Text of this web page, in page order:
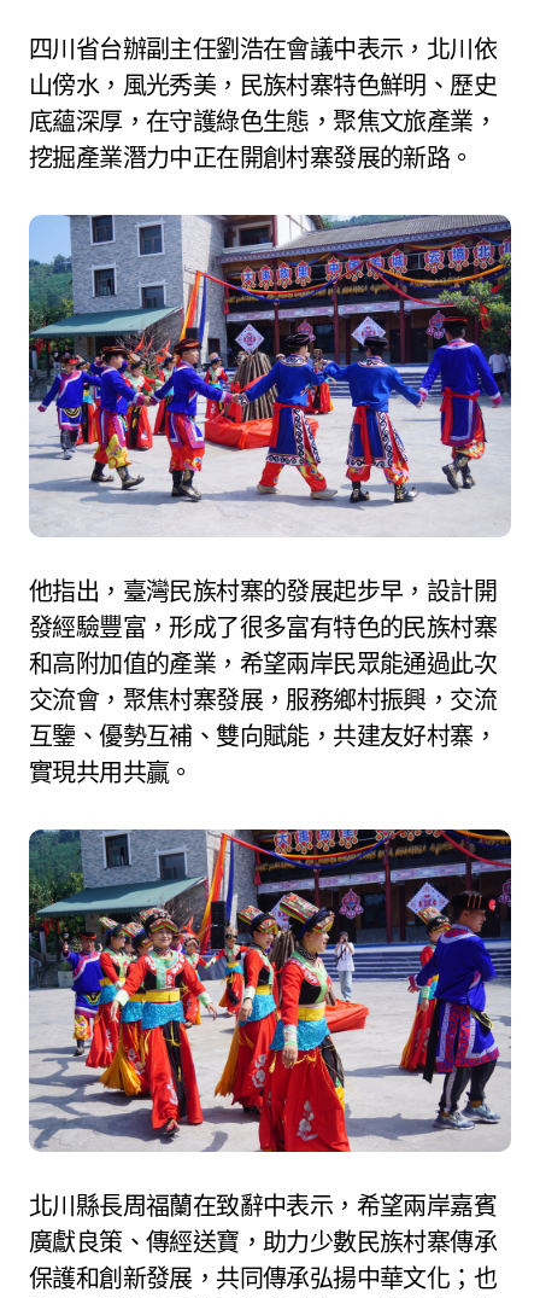
四川省台辦副主任劉浩在會議中表示，北川依
山傍水，風光秀美，民族村寨特色鮮明、歷史
底蘊深厚，在守護綠色生態，聚焦文旅產業，
挖掘產業潛力中正在開創村寨發展的新路。
他指出，臺灣民族村寨的發展起步早，設計開
發經驗豐富，形成了很多富有特色的民族村寨
和高附加值的產業，希望兩岸民眾能通過此次
交流會，聚焦村寨發展，服務鄉村振興，交流
互鑒、優勢互補、雙向賦能，共建友好村寨，
實現共用共贏。
北川縣長周福蘭在致辭中表示，希望兩岸嘉賓
廣獻良策、傳經送寶，助力少數民族村寨傳承
保護和創新發展，共同傳承弘揚中華文化；也